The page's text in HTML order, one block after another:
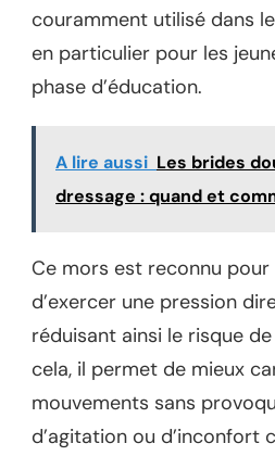
couramment utilisé dans
en particulier pour les
phase d’éducation.
A lire aussi Les brides
dressage : quand et
Ce mors est reconnu
d’exercer une pression
réduisant ainsi le risque
cela, il permet de mieux
mouvements sans
d’agitation ou d’inconfort